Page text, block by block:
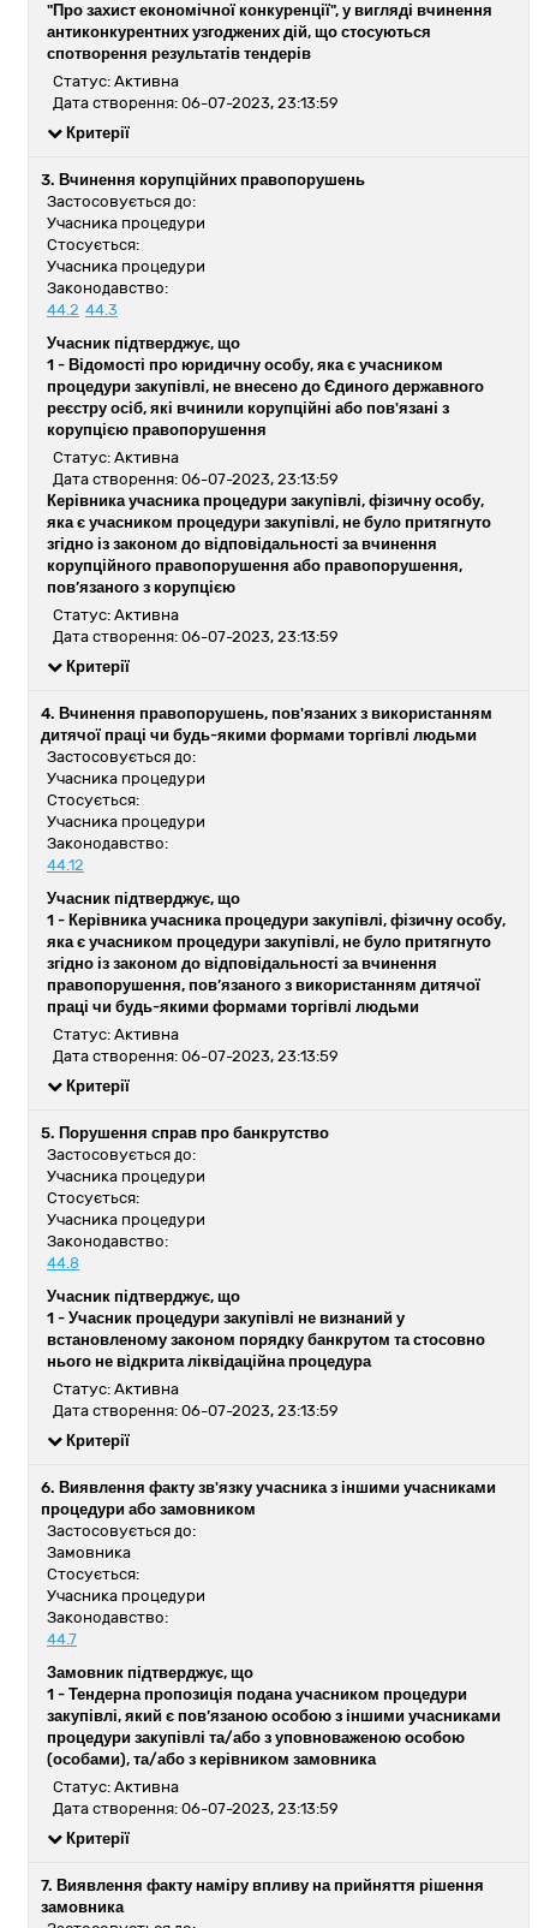
"Про захист економічної конкуренції", у вигляді вчинення
антиконкурентних узгоджених дій, що стосуються
спотворення результатів тендерів
Статус: Активна
Дата створення: 06-07-2023, 23:13:59
Критерії
3. Вчинення корупційних правопорушень
Застосовується до:
Учасника процедури
Стосується:
Учасника процедури
Законодавство:
44.2 44.3
Учасник підтверджує, що
1 - Відомості про юридичну особу, яка є учасником
процедури закупівлі, не внесено до Єдиного державного
реєстру осіб, які вчинили корупційні або пов'язані з
корупцією правопорушення
Статус: Активна
Дата створення: 06-07-2023, 23:13:59
Керівника учасника процедури закупівлі, фізичну особу,
яка є учасником процедури закупівлі, не було притягнуто
згідно із законом до відповідальності за вчинення
корупційного правопорушення або правопорушення,
пов’язаного з корупцією
Статус: Активна
Дата створення: 06-07-2023, 23:13:59
Критерії
4. Вчинення правопорушень, пов'язаних з використанням
дитячої праці чи будь-якими формами торгівлі людьми
Застосовується до:
Учасника процедури
Стосується:
Учасника процедури
Законодавство:
44.12
Учасник підтверджує, що
1 - Керівника учасника процедури закупівлі, фізичну особу,
яка є учасником процедури закупівлі, не було притягнуто
згідно із законом до відповідальності за вчинення
правопорушення, пов’язаного з використанням дитячої
праці чи будь-якими формами торгівлі людьми
Статус: Активна
Дата створення: 06-07-2023, 23:13:59
Критерії
5. Порушення справ про банкрутство
Застосовується до:
Учасника процедури
Стосується:
Учасника процедури
Законодавство:
44.8
Учасник підтверджує, що
1 - Учасник процедури закупівлі не визнаний у
встановленому законом порядку банкрутом та стосовно
нього не відкрита ліквідаційна процедура
Статус: Активна
Дата створення: 06-07-2023, 23:13:59
Критерії
6. Виявлення факту зв'язку учасника з іншими учасниками
процедури або замовником
Застосовується до:
Замовника
Стосується:
Учасника процедури
Законодавство:
44.7
Замовник підтверджує, що
1 - Тендерна пропозиція подана учасником процедури
закупівлі, який є пов’язаною особою з іншими учасниками
процедури закупівлі та/або з уповноваженою особою
(особами), та/або з керівником замовника
Статус: Активна
Дата створення: 06-07-2023, 23:13:59
Критерії
7. Виявлення факту наміру впливу на прийняття рішення
замовника